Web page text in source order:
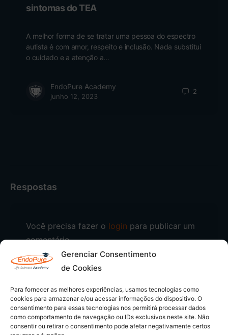
Gerenciar Consentimento
de Cookies
Para fornecer as melhores experiências, usamos tecnologias como
cookies para armazenar e/ou acessar informações do dispositivo. O
consentimento para essas tecnologias nos permitirá processar dados
como comportamento de navegação ou IDs exclusivos neste site. Não
consentir ou retirar o consentimento pode afetar negativamente certos
sintomas do TEA
A melhor forma de se tratar uma pessoa do espectro
autista é com amor, respeito e inclusão. Nada substitui
o cuidado e a atenção a…
EndoPure Academy
junho 12, 2023
2
Respostas
Você precisa fazer o login para publicar um
comentário.